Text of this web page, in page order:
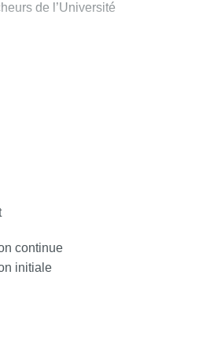
de l’Université
solide
sur un
les mondes
de
du CAFEP.
et de doctorat
continue
initiale